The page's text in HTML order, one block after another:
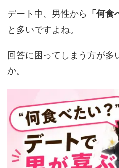
デート中、男性から 「何食
と多いですよね。
回答に困ってしまう方が多
か。